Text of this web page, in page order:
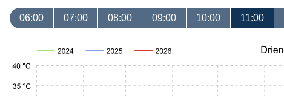
06:00 07:00 08:00 09:00 10:00 11:00